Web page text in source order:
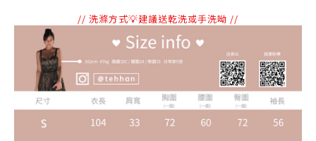
// 洗滌方式💡建議送乾洗或手洗呦 //